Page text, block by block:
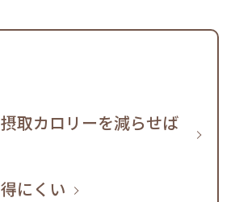
取カロリーを減らせば
にくい